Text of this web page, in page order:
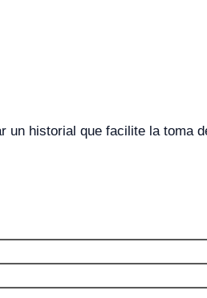
un historial que facilite la toma